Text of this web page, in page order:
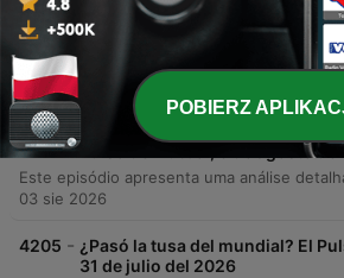
4207 -
¿Jugar con # 10 o jugar sin él?
Fútbol, 4 de agosto del 2026
04 sie 2026
4206 - ¿Qué refuerzos iniciaron mejor
Pulso del Fútbol, 3 de agosto de
03 sie 2026
4205 - ¿Pasó la tusa del mundial? El
31 de julio del 2026
POBIERZ